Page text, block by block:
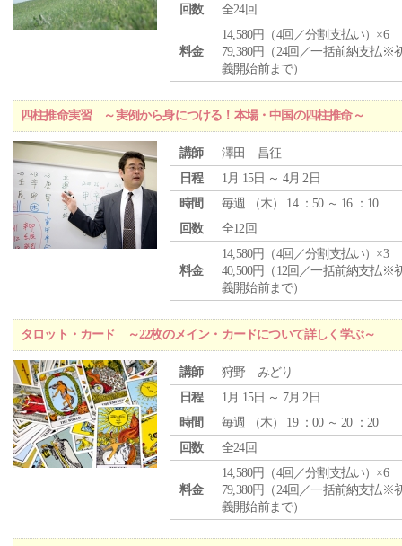
回数
全24回
料金
14,580円（4回／分割支払い）×6
79,380円（24回／一括前納支払※
義開始前まで）
四柱推命実習 ～実例から身につける！本場・中国の四柱推命～
講師
澤田 昌征
日程
1月 15日 ～ 4月 2日
時間
毎週 （木） 14 ：50 ～ 16 ：10
回数
全12回
料金
14,580円（4回／分割支払い）×3
40,500円（12回／一括前納支払※
義開始前まで）
タロット・カード ～22枚のメイン・カードについて詳しく学ぶ～
講師
狩野 みどり
日程
1月 15日 ～ 7月 2日
時間
毎週 （木） 19 ：00 ～ 20 ：20
回数
全24回
料金
14,580円（4回／分割支払い）×6
79,380円（24回／一括前納支払※
義開始前まで）